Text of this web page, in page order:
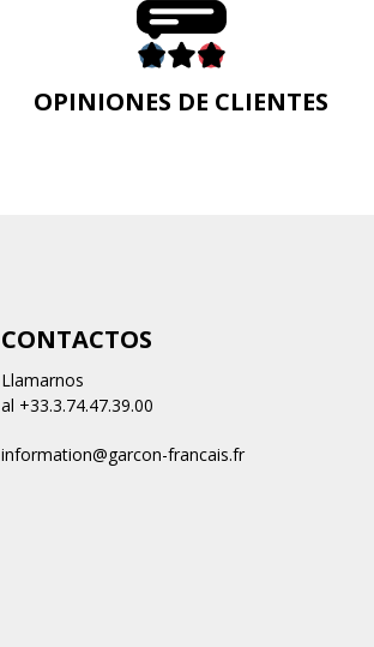
OPINIONES DE CLIENTES
CONTACTOS
Llamarnos
al +33.3.74.47.39.00
information@garcon-francais.fr